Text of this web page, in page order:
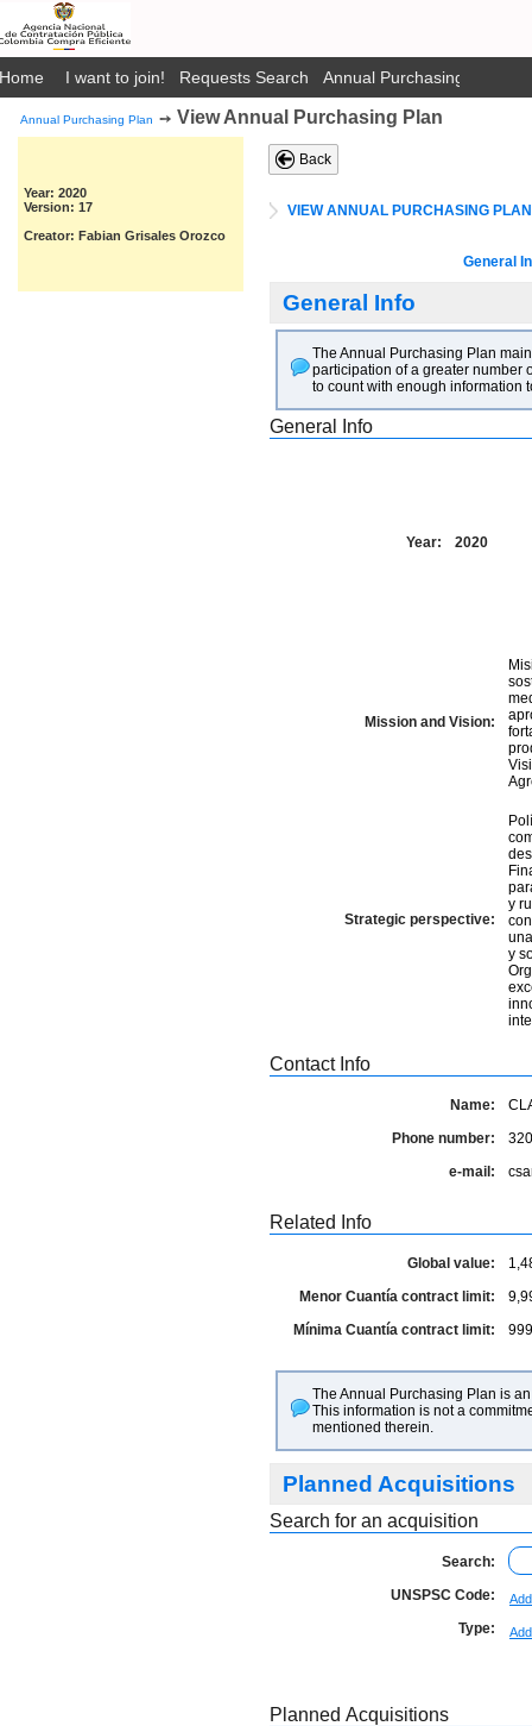
Home I want to join! Requests Search Annual Purchasing Plan
Annual Purchasing Plan ➙ View Annual Purchasing Plan
Year: 2020
Version: 17
Creator: Fabian Grisales Orozco
Back
VIEW ANNUAL PURCHASING PLAN
General
General Info
The Annual Purchasing Plan
participation of a greater number
to count with enough information
General Info
Year: 2020
Mission and Vision:
Strategic perspective:
y rural Generación de
y
innovación y
Contact Info
Name:
Phone number:
e-mail:
Related Info
Global value:
Menor Cuantía contract limit:
Mínima Cuantía contract limit:
The Annual Purchasing Plan is
This information is not a
mentioned therein.
Planned Acquisitions
Search for an acquisition
Search:
UNSPSC Code:
Type: Add
Planned Acquisitions